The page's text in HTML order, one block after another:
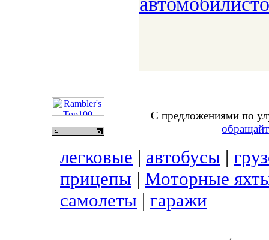
С предложениями по
легковые | автобусы |
прицепы | Моторные
самолеты | гаражи